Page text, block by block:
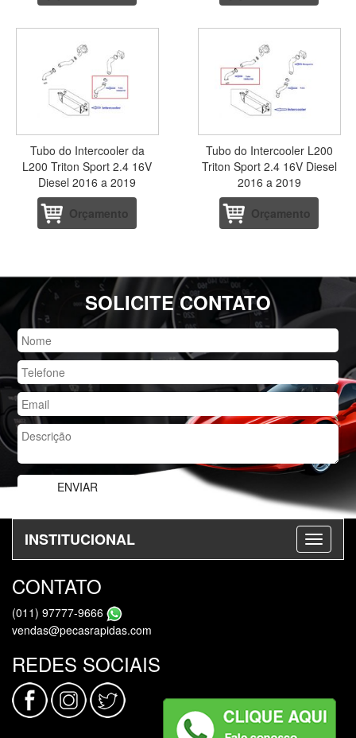
Tubo do Intercooler da
L200 Triton Sport 2.4 16V
Diesel 2016 a 2019
Orçamento
Tubo do Intercooler L200
Triton Sport 2.4 16V Diesel
2016 a 2019
Orçamento
SOLICITE CONTATO
INSTITUCIONAL
CONTATO
(011) 97777-9666
vendas@pecasrapidas.com
REDES SOCIAIS